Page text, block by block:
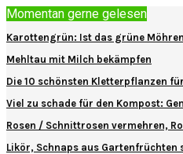
Momentan gerne gelesen
Karottengrün: Ist das grüne
Mehltau mit Milch bekämpfen
Die 10 schönsten Kletterpflanzen
Viel zu schade für den Kompost:
Rosen / Schnittrosen vermehren,
Likör, Schnaps aus Gartenfrüchten